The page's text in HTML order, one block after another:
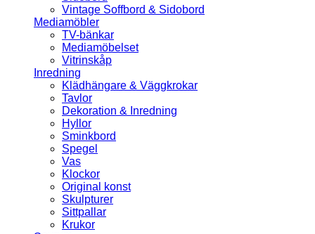
Vintage Soffbord & Sidobord
Mediamöbler
TV-bänkar
Mediamöbelset
Vitrinskåp
Inredning
Klädhängare & Väggkrokar
Tavlor
Dekoration & Inredning
Hyllor
Sminkbord
Spegel
Vas
Klockor
Original konst
Skulpturer
Sittpallar
Krukor